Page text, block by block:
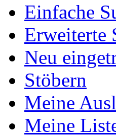
Einfache
Erweiterte
Neu
Stöbern
Meine
Meine